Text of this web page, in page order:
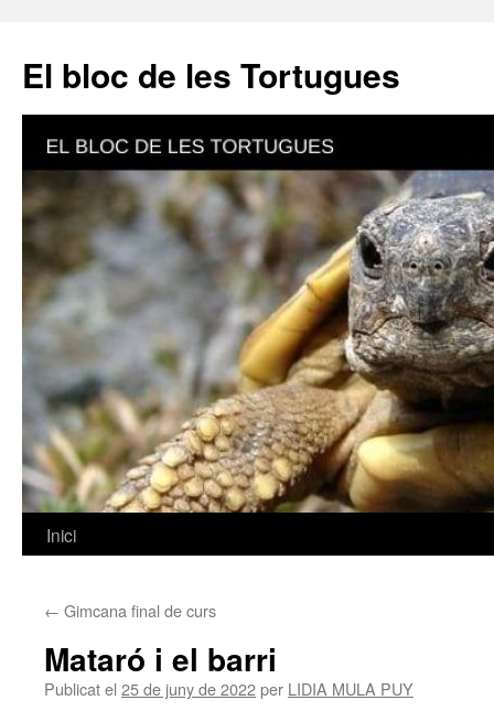
El bloc de les Tortugues
Vés
contingut
Inici
← Gimcana final de curs
Mataró i el barri
Publicat el 25 de juny de 2022per LIDIA MULA PUY